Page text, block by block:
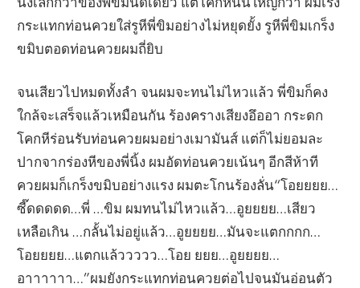
กระแทกท่อนควยใส่รูหีพี่ขิมอย่างไม่หยุดยั้ง รูหีพี่ขิมเกร็ง
ขมิบตอดท่อนควยผมถี่ยิบ
จนเสียวไปหมดทั้งลำ จนผมจะทนไม่ไหวแล้ว พี่ขิมก็คง
ใกล้จะเสร็จแล้วเหมือนกัน ร้องครางเสียงอึออา กระดก
โคกหีร่อนรับท่อนควยผมอย่างเมามันส์ แต่ก็ไม่ยอมละ
ปากจากร่องหีของพี่นิ้ง ผมอัดท่อนควยเน้นๆ อีกสีห้าที
ควยผมก็เกร็งขมิบอย่างแรง ผมตะโกนร้องลั่น“โอยยยย…
ซี๊ดดดดด…พี่ …ขิม ผมทนไม่ไหวแล้ว…อูยยยย…เสียว
เหลือเกิน …กลั้นไม่อยู่แล้ว…อูยยยย…มันจะแตกกกก…
โอยยยย…แตกแล้ววววว…โอย ยยย…อูยยยย…
อาาาาาา…”ผมยังกระแทกท่อนควยต่อไปจนมันอ่อนตัว